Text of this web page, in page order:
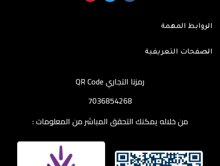
الروابط المهمة
الصفحات التعريفية
رمزنا التجاري QR Code
7036854268
من خلاله يمكنك التحقق المباشر من المعلومات :